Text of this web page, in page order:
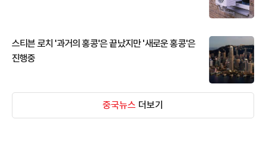
스티븐 로치 '과거의 홍콩'은 끝났지만 '새로운 홍콩'은
진행중
중국뉴스 더보기